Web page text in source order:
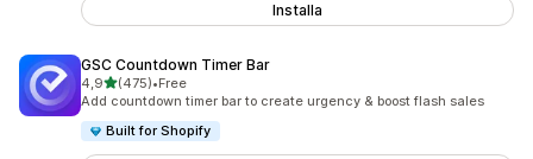
Installa
GSC Countdown Timer Bar
4,9stelle su 5
(475)
475 recensioni totali
•Free
Add countdown timer bar to create urgency & boost flash sales
Built for Shopify